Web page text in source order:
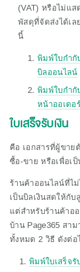
(VAT) หรือไม่แ
พัสดุที่จัดส่งได้เล
นี้
พิมพ์ใบกำกั
บิลออนไลน์
พิมพ์ใบกำกั
หน้าออเดอ
ใบเสร็จรับเงิน
คือ เอกสารที่ผู้ขาย
ซื้อ-ขาย หรือเพื่อเป็
ร้านค้าออนไลน์ที่ไ
เป็นบิลเงินสดให้กั
แต่สำหรับร้านค้าอ
บ้าน Page365 สาม
ทั้งหมด 2 วิธี ดังต่อ
พิมพ์ใบเสร็จรั